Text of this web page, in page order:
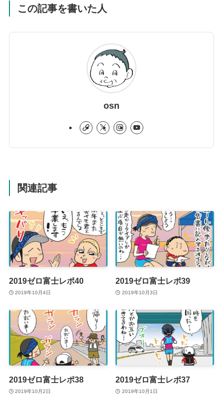
この記事を書いた人
osn
関連記事
2019ゼロ富士レポ40
2019年10月4日
2019ゼロ富士レポ39
2019年10月3日
2019ゼロ富士レポ38
2019年10月2日
2019ゼロ富士レポ37
2019年10月1日